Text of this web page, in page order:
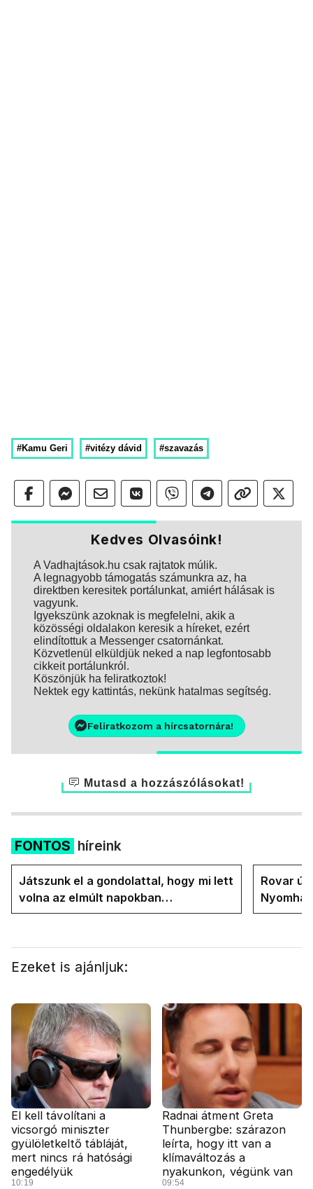
#Kamu Geri #vitézy dávid #szavazás
Kedves Olvasóink!
A Vadhajtások.hu csak rajtatok múlik.
A legnagyobb támogatás számunkra az, ha
direktben keresitek portálunkat, amiért hálásak is
vagyunk.
Igyekszünk azoknak is megfelelni, akik a
közösségi oldalakon keresik a híreket, ezért
elindítottuk a Messenger csatornánkat.
Közvetlenül elküldjük neked a nap legfontosabb
cikkeit portálunkról.
Köszönjük ha feliratkoztok!
Nektek egy kattintás, nekünk hatalmas segítség.
Feliratkozom a hírcsatornára!
Mutasd a hozzászólásokat!
FONTOS híreink
Játszunk el a gondolattal, hogy mi lett
volna az elmúlt napokban
rezsicsökkentés nélkül
Rovar
hűtőket
Ezeket is ajánljuk:
El kell távolítani a
vicsorgó miniszter
gyülöletkeltő tábláját,
mert nincs rá hatósági
engedélyük
10:19
Radnai átment Greta
Thunbergbe: szárazon
leírta, hogy itt van a
klímaváltozás a
nyakunkon, végünk van
09:54